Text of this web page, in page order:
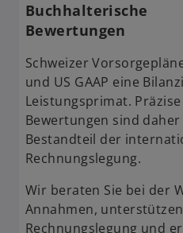
Buchhalterische
Bewertungen
Schweizer
und US GAAP eine
Leistungsprimat.
Bewertungen sind
Bestandteil der
Rechnungslegung.
Wir beraten Sie bei der
Annahmen,
Rechnungslegung und